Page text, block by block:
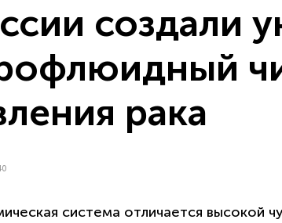
создали
рака
система отличается высокой